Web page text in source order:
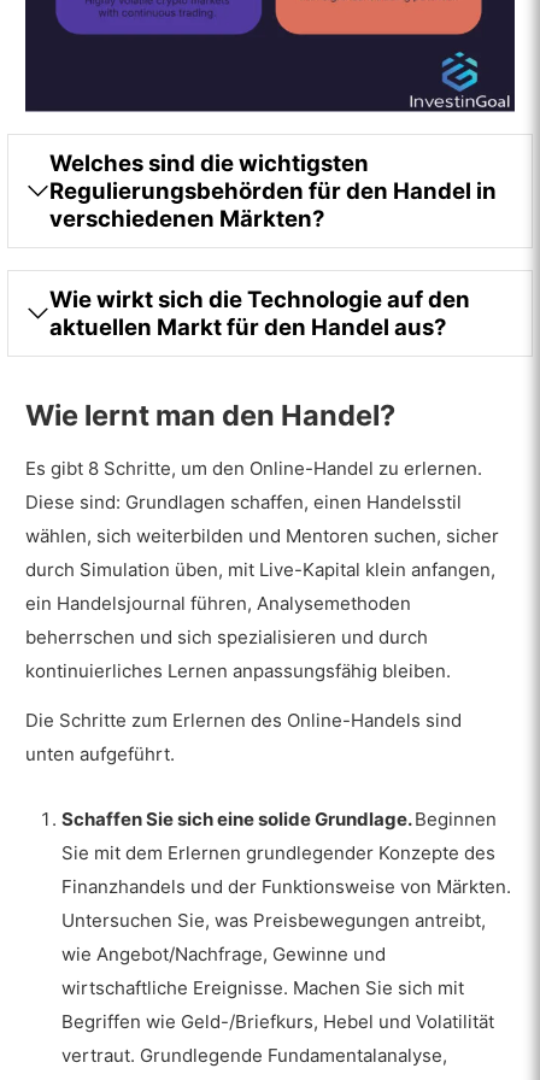
Hong Kong Stock Exchange (HKEX). Der Londoner
Markt ist ein renommierter Standort für internationale
Listings, die Tokioter Börse ist für starke Automobil-
und Elektroniksektoren bekannt, und die Hongkonger
Börse dient als wichtiges Tor zum
Wirtschaftswachstum Chinas.
Schwellenmarktindizes oder ETFs sowie auf Forex-
Welches sind die wichtigsten
Regulierungsbehörden für den Handel in
verschiedenen Märkten?
Wie wirkt sich die Technologie auf den
aktuellen Markt für den Handel aus?
Wie lernt man den Handel?
Es gibt 8 Schritte, um den Online-Handel zu erlernen.
Diese sind: Grundlagen schaffen, einen Handelsstil
wählen, sich weiterbilden und Mentoren suchen, sicher
durch Simulation üben, mit Live-Kapital klein anfangen,
ein Handelsjournal führen, Analysemethoden
beherrschen und sich spezialisieren und durch
kontinuierliches Lernen anpassungsfähig bleiben.
Die Schritte zum Erlernen des Online-Handels sind
unten aufgeführt.
Schaffen Sie sich eine solide Grundlage.Beginnen
Sie mit dem Erlernen grundlegender Konzepte des
Finanzhandels und der Funktionsweise von Märkten.
Untersuchen Sie, was Preisbewegungen antreibt,
wie Angebot/Nachfrage, Gewinne und
wirtschaftliche Ereignisse. Machen Sie sich mit
Begriffen wie Geld-/Briefkurs, Hebel und Volatilität
vertraut. Grundlegende Fundamentalanalyse,